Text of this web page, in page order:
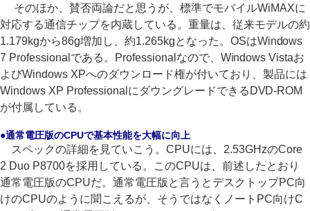
そのほか、賛否両論だと思うが、標準でモバイルWiMAXに
対応する通信チップを内蔵している。重量は、従来モデルの約
1.179kgから86g増加し、約1.265kgとなった。OSはWindows
7 Professionalである。Professionalなので、Windows Vistaお
よびWindows XPへのダウンロード権が付いており、製品には
Windows XP ProfessionalにダウングレードできるDVD-ROM
が付属している。
●通常電圧版のCPUで基本性能を大幅に向上
スペックの詳細を見ていこう。CPUには、2.53GHzのCore
2 Duo P8700を採用している。このCPUは、前述したとおり
通常電圧版のCPUだ。通常電圧版と言うとデスクトップPC向
けのCPUのように聞こえるが、そうではなくノートPC向けC